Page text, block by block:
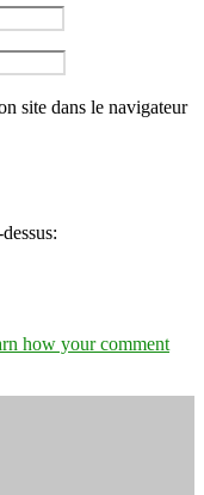
site dans le navigateur
how your comment